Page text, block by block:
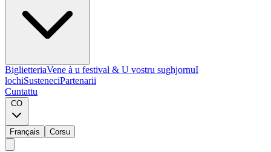
BiglietteriaVene à u festival & U vostru sughjornuI
lochiSusteneciPartenarii
Cuntattu
Français Corsu